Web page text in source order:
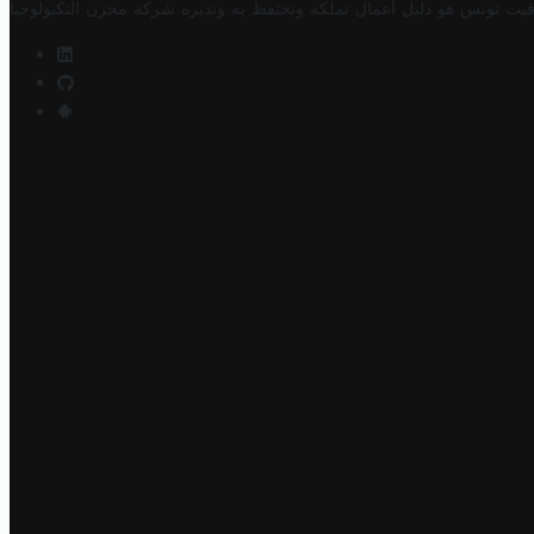
تونس هو دليل أعمال تملكه وتحتفظ به وتديره شركة مخزن التكنولوجيا